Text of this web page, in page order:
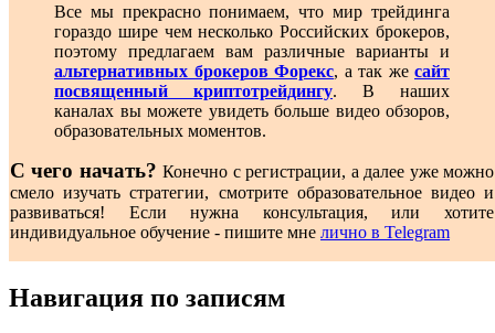
Все мы прекрасно понимаем, что мир трейдинга
гораздо шире чем несколько Российских брокеров,
поэтому предлагаем вам различные варианты и
альтернативных брокеров Форекс, а так же сайт
посвященный криптотрейдингу. В наших
каналах вы можете увидеть больше видео обзоров,
образовательных моментов.
С чего начать?Конечно с регистрации, а далее уже можно
смело изучать стратегии, смотрите образовательное видео и
развиваться! Если нужна консультация, или хотите
индивидуальное обучение - пишите мне лично в Telegram
Навигация по записям